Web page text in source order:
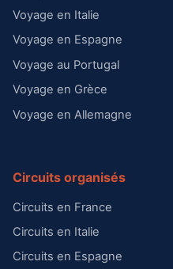
Voyage en Italie
Voyage en Espagne
Voyage au Portugal
Voyage en Grèce
Voyage en Allemagne
Circuits organisés
Circuits en France
Circuits en Italie
Circuits en Espagne